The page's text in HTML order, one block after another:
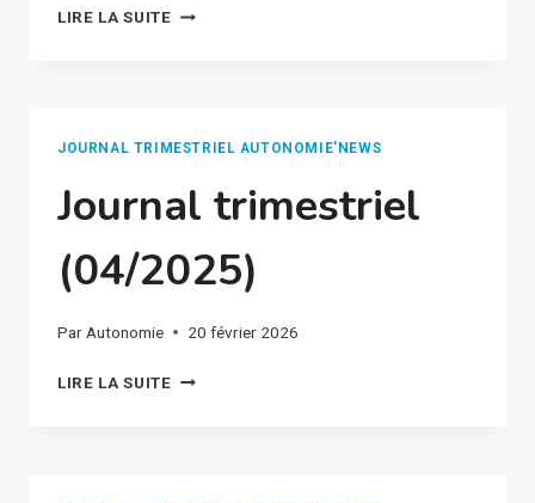
LIRE LA SUITE35
JOURNAL TRIMESTRIEL AUTONOMIE'NEWS
Journal trimestriel
(04/2025)
Par Autonomie 20 février 2026
LIRE LA SUITEJOURNAL